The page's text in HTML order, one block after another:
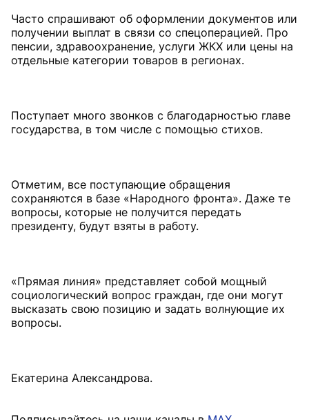
Часто спрашивают об оформлении документов или
получении выплат в связи со спецоперацией. Про
пенсии, здравоохранение, услуги ЖКХ или цены на
отдельные категории товаров в регионах.
Поступает много звонков с благодарностью главе
государства, в том числе с помощью стихов.
Отметим, все поступающие обращения
сохраняются в базе «Народного фронта». Даже те
вопросы, которые не получится передать
президенту, будут взяты в работу.
«Прямая линия» представляет собой мощный
социологический вопрос граждан, где они могут
высказать свою позицию и задать волнующие их
вопросы.
Екатерина Александрова.